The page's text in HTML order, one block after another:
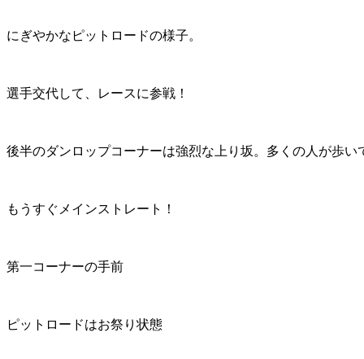
にぎやかなピットロードの様子。
選手交代して、レースに参戦！
後半のダンロップコーナーは強烈な上り坂。多くの人が歩い
もうすぐメインストレート！
第一コーナーの手前
ピットロードはお祭り状態